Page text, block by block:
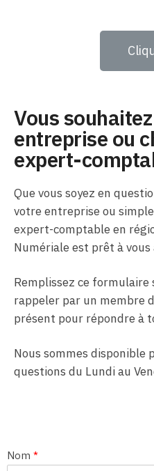
Vous
entreprise ou
expert-
Que vous soyez en
votre entreprise ou
expert-comptable en
Numériale est prêt à vous
Remplissez ce formulaire
rappeler par un membre
présent pour répondre à
Nous sommes disponible
questions du Lundi au
Nom *